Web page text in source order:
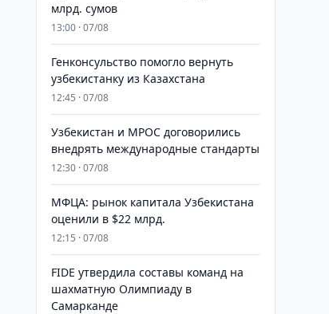
млрд. сумов
13:00 · 07/08
Генконсульство помогло вернуть
узбекистанку из Казахстана
12:45 · 07/08
Узбекистан и MPOC договорились
внедрять международные стандарты
12:30 · 07/08
МФЦА: рынок капитала Узбекистана
оценили в $22 млрд.
12:15 · 07/08
FIDE утвердила составы команд на
шахматную Олимпиаду в
Самарканде